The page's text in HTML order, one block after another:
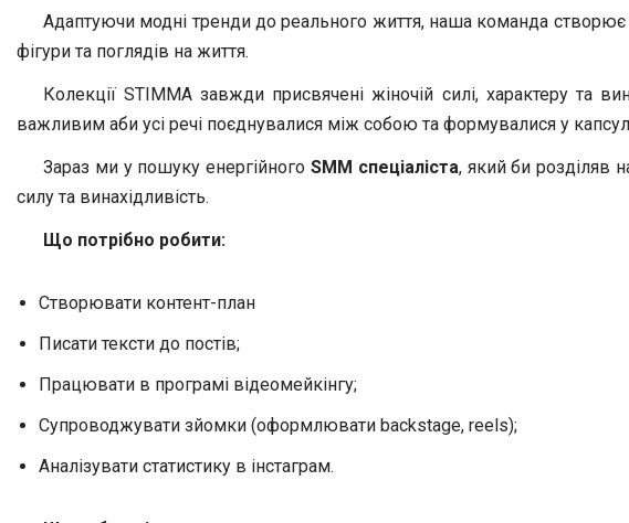
Адаптуючи модні тренди до реального життя, наша команда створює
фігури та поглядів на життя.
Колекції STIMMA завжди присвячені жіночій силі, характеру та
важливим аби усі речі поєднувалися між собою та формувалися у
Зараз ми у пошуку енергійного SMM спеціаліста, який би розділяв
силу та винахідливість.
Що потрібно робити:
Створювати контент-план
Писати тексти до постів;
Працювати в програмі відеомейкінгу;
Супроводжувати зйомки (оформлювати backstage, reels);
Аналізувати статистику в інстаграм.